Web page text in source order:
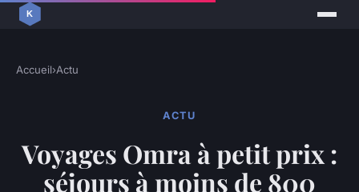
Accueil›Actu
ACTU
Voyages Omra à petit prix :
séjours à moins de 800